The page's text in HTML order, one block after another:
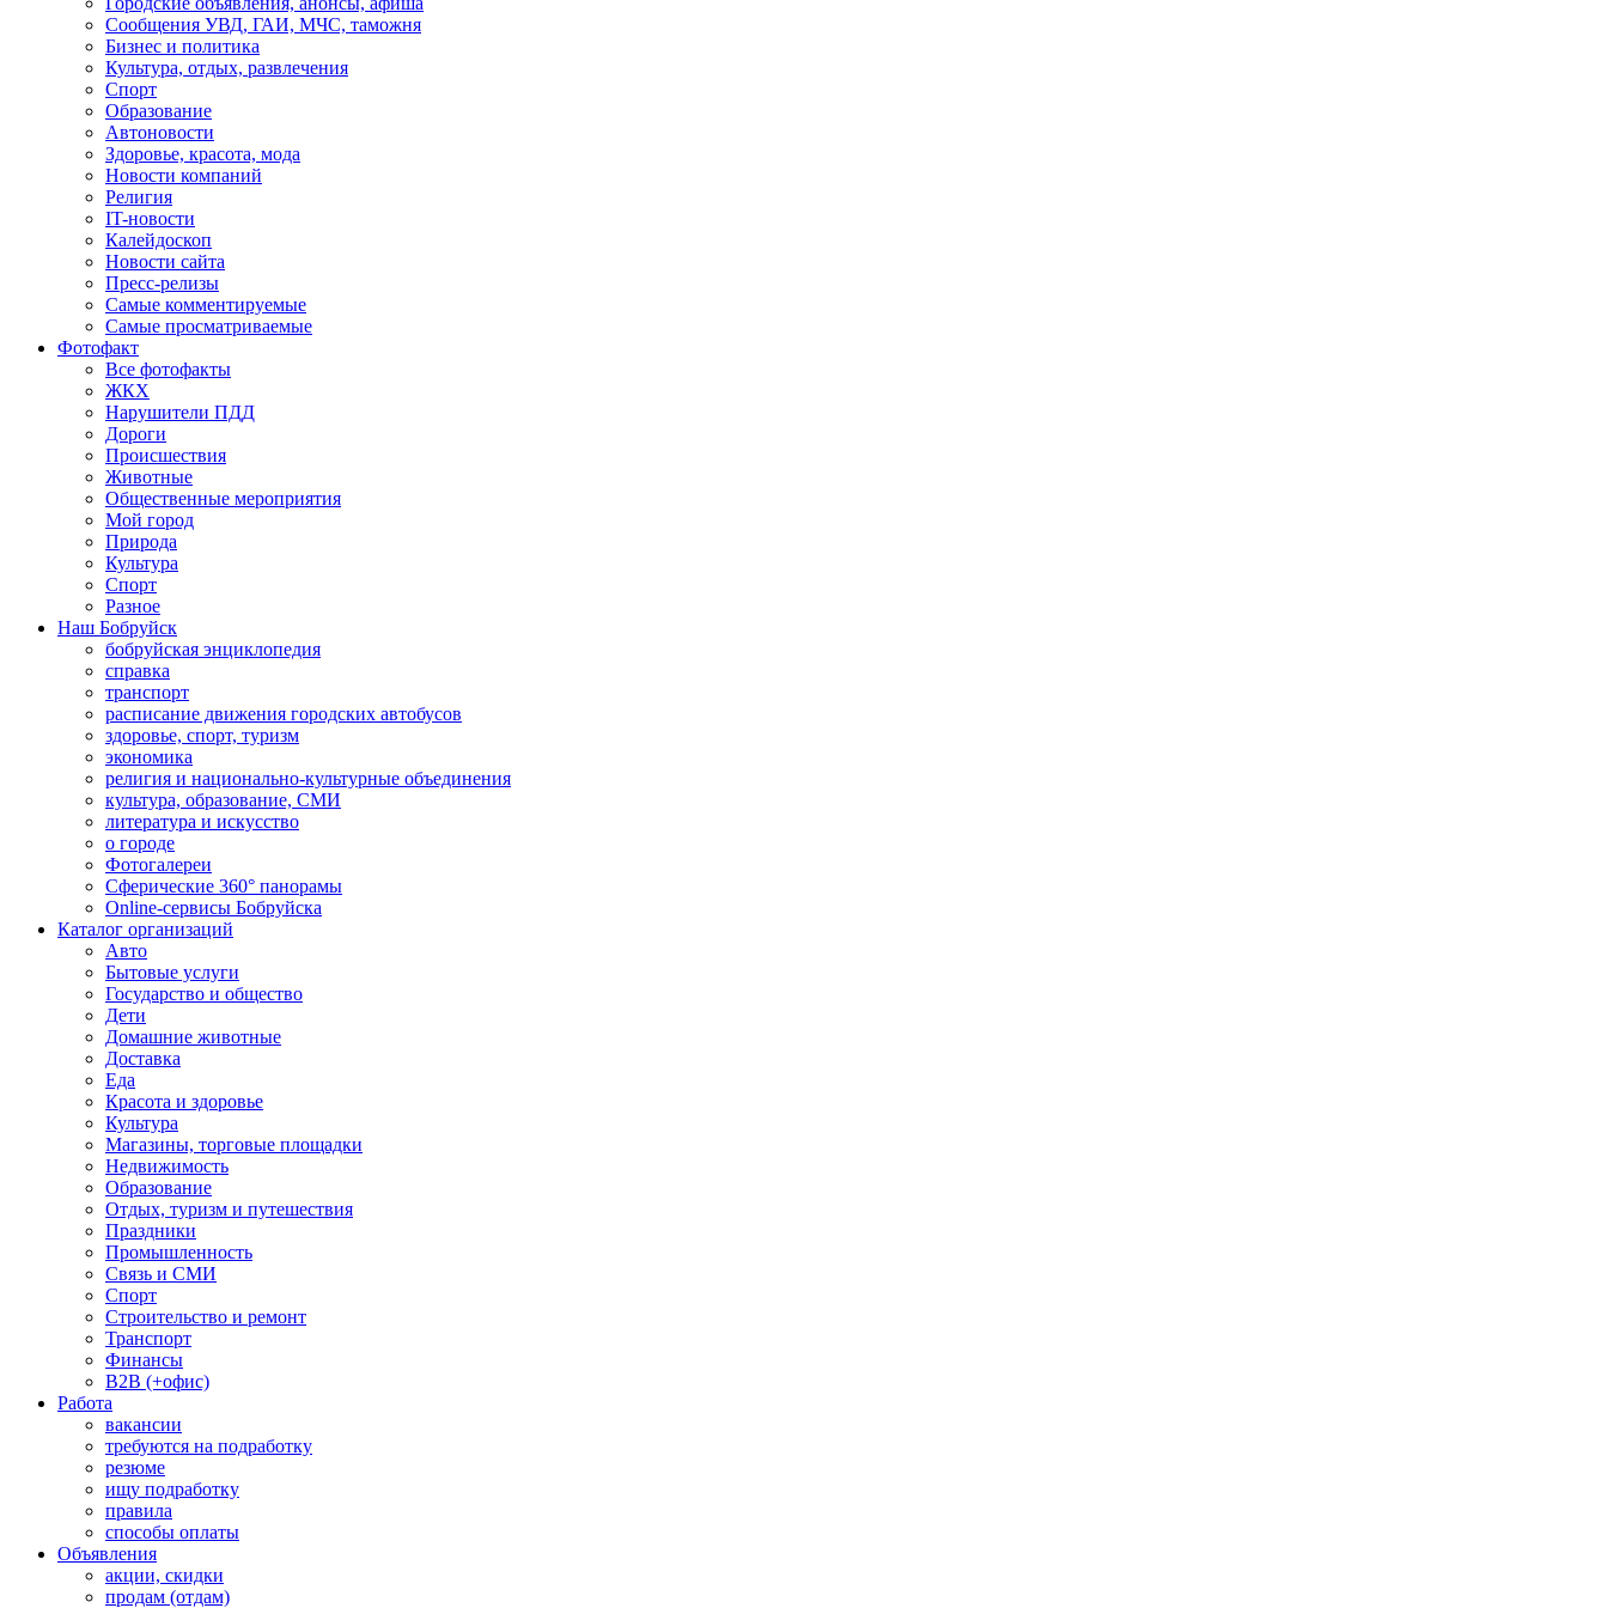
Сообщения УВД, ГАИ, МЧС, таможня
Бизнес и политика
Культура, отдых, развлечения
Спорт
Образование
Автоновости
Здоровье, красота, мода
Новости компаний
Религия
IT-новости
Калейдоскоп
Новости сайта
Пресс-релизы
Самые комментируемые
Самые просматриваемые
Фотофакт
Все фотофакты
ЖКХ
Нарушители ПДД
Дороги
Происшествия
Животные
Общественные мероприятия
Мой город
Природа
Культура
Спорт
Разное
Наш Бобруйск
бобруйская энциклопедия
справка
транспорт
расписание движения городских автобусов
здоровье, спорт, туризм
экономика
религия и национально-культурные объединения
культура, образование, СМИ
литература и искусство
о городе
Фотогалереи
Сферические 360° панорамы
Online-сервисы Бобруйска
Каталог организаций
Авто
Бытовые услуги
Государство и общество
Дети
Домашние животные
Доставка
Еда
Красота и здоровье
Культура
Магазины, торговые площадки
Недвижимость
Образование
Отдых, туризм и путешествия
Праздники
Промышленность
Связь и СМИ
Спорт
Строительство и ремонт
Транспорт
Финансы
B2B (+офис)
Работа
вакансии
требуются на подработку
резюме
ищу подработку
правила
способы оплаты
Объявления
акции, скидки
продам (отдам)